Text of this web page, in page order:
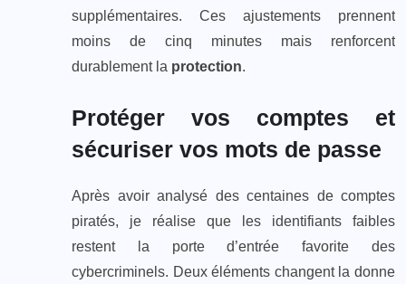
supplémentaires. Ces ajustements prennent
moins de cinq minutes mais renforcent
durablement la protection.
Protéger vos comptes et
sécuriser vos mots de passe
Après avoir analysé des centaines de comptes
piratés, je réalise que les identifiants faibles
restent la porte d’entrée favorite des
cybercriminels. Deux éléments changent la donne